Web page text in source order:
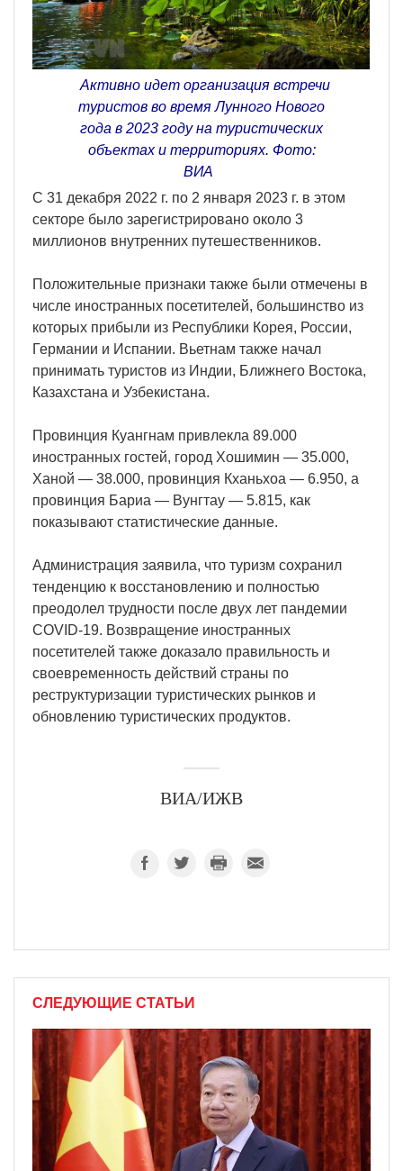
Активно идет организация встречи
туристов во время Лунного Нового
года в 2023 году на туристических
объектах и территориях. Фото:
ВИА
С 31 декабря 2022 г. по 2 января 2023 г. в этом
секторе было зарегистрировано около 3
миллионов внутренних путешественников.
Положительные признаки также были отмечены в
числе иностранных посетителей, большинство из
которых прибыли из Республики Корея, России,
Германии и Испании. Вьетнам также начал
принимать туристов из Индии, Ближнего Востока,
Казахстана и Узбекистана.
Провинция Куангнам привлекла 89.000
иностранных гостей, город Хошимин — 35.000,
Ханой — 38.000, провинция Кханьхоа — 6.950, а
провинция Бариа — Вунгтау — 5.815, как
показывают статистические данные.
Администрация заявила, что туризм сохранил
тенденцию к восстановлению и полностью
преодолел трудности после двух лет пандемии
COVID-19. Возвращение иностранных
посетителей также доказало правильность и
своевременность действий страны по
реструктуризации туристических рынков и
обновлению туристических продуктов.
ВИА/ИЖВ
СЛЕДУЮЩИЕ СТАТЬИ